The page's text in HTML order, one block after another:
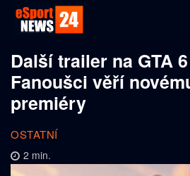
Další trailer na GTA
Fanoušci věří
premiéry
OSTATNÍ
2 min.